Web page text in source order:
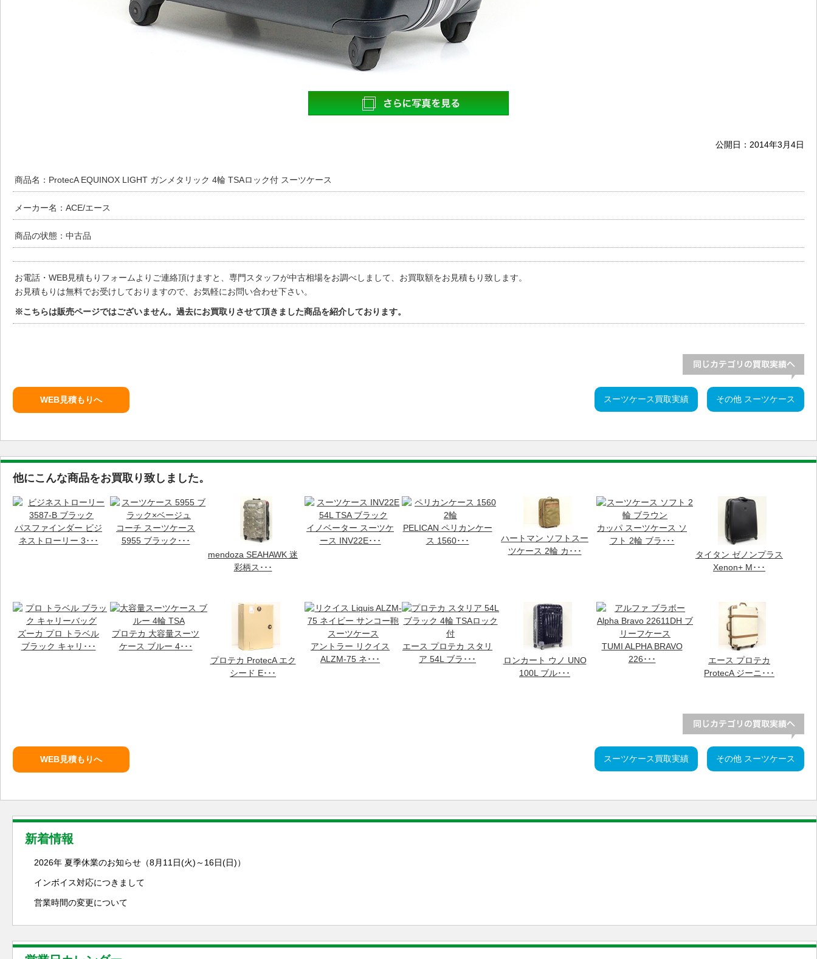
公開日： 2014年3月4日
商品名：ProtecA EQUINOX LIGHT ガンメタリック 4輪 TSAロック付 スーツケース
メーカー名：ACE/エース
商品の状態：中古品
お電話・WEB見積もりフォームよりご連絡頂けますと、専門スタッフが中古相場をお調べしまして、お買取額をお見積もり致します。
お見積もりは無料でお受けしておりますので、お気軽にお問い合わせ下さい。
※こちらは販売ページではございません。過去にお買取りさせて頂きました商品を紹介しております。
WEB見積もりへ その他 スーツケース
スーツケース買取実績
他にこんな商品をお買取り致しました。
パスファインダー ビジ
ネストローリー 3･･･
コーチ スーツケース
5955 ブラック･･･
mendoza SEAHAWK 迷
彩柄ス･･･
イノベーター スーツケ
ース INV22E･･･
PELICAN ペリカンケー
ス 1560･･･
ハートマン ソフトスー
ツケース 2輪 カ･･･
カッパ スーツケース ソ
フト 2輪 ブラ･･･
タイタン ゼノンプラス
Xenon+ M･･･
ズーカ プロ トラベル
ブラック キャリ･･･
プロテカ 大容量スーツ
ケース ブルー 4･･･
プロテカ ProtecA エク
シード E･･･
アントラー リクイス
ALZM-75 ネ･･･
エース プロテカ スタリ
ア 54L ブラ･･･
ロンカート ウノ UNO
100L ブル･･･
TUMI ALPHA BRAVO
226･･･
エース プロテカ
ProtecA ジーニ･･･
WEB見積もりへ その他 スーツケース
スーツケース買取実績
新着情報
2026年 夏季休業のお知らせ（8月11日(火)～16日(日)）
インボイス対応につきまして
営業時間の変更について